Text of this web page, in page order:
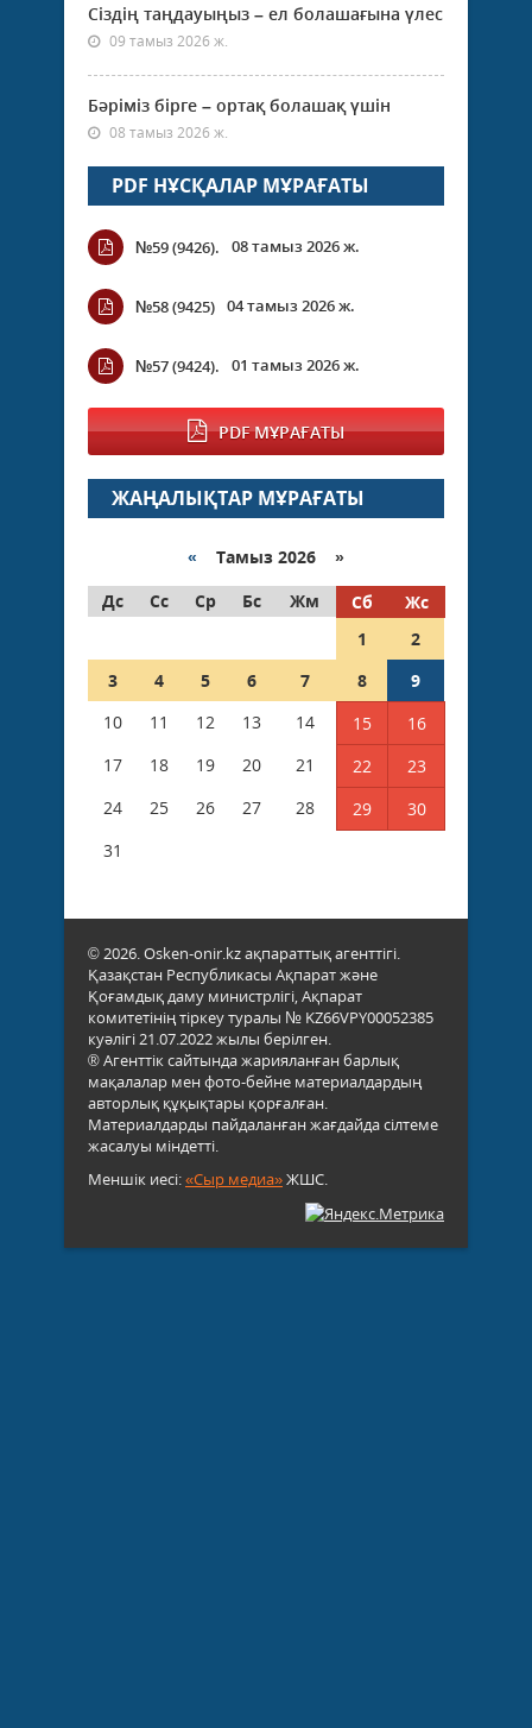
Сіздің таңдауыңыз – ел болашағына үлес
09 тамыз 2026 ж.
Бәріміз бірге – ортақ болашақ үшін
08 тамыз 2026 ж.
PDF НҰСҚАЛАР МҰРАҒАТЫ
№59 (9426). 08 тамыз 2026 ж.
№58 (9425) 04 тамыз 2026 ж.
№57 (9424). 01 тамыз 2026 ж.
PDF МҰРАҒАТЫ
ЖАҢАЛЫҚТАР МҰРАҒАТЫ
« Тамыз 2026 »
Дс
Сс Ср Бс Жм Сб
Жс
1
2
3
4 5 6 7 8
9
10
11 12 13 14 15
16
17
18 19 20 21 22
23
24
25 26 27 28 29
30
31
© 2026. Osken-onir.kz ақпараттық агенттігі.
Қазақстан Республикасы Ақпарат және
Қоғамдық даму министрлігі, Ақпарат
комитетінің тіркеу туралы № KZ66VPY00052385
куәлігі 21.07.2022 жылы берілген.
® Агенттік сайтында жарияланған барлық
мақалалар мен фото-бейне материалдардың
авторлық құқықтары қорғалған.
Материалдарды пайдаланған жағдайда сілтеме
жасалуы міндетті.
Меншік иесі:«Сыр медиа»ЖШС.